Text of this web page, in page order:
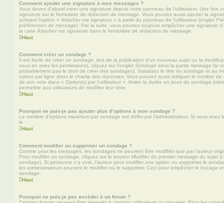
Comment ajouter une signature à mes messages ?
Vous devez d’abord créer une signature depuis votre panneau de l’utilisateur. Une fois
signature sur le formulaire de rédaction de message. Vous pouvez aussi ajouter la
activant l’option « Attacher ma signature » à partir du panneau de l’utilisateur (onglet
préférences de message). Par la suite, vous pourrez toujours empêcher une signature
la case Attacher ma signature dans le formulaire de rédaction de message.
Haut
Comment créer un sondage ?
Il est facile de créer un sondage, lors de la publication d’un nouveau sujet ou la
vous en avez les permissions), cliquez sur l’onglet Sondage sous la partie message (si
probablement pas le droit de créer des sondages). Saisissez le titre du sondage et au
option par ligne dans le champ des réponses. Vous pouvez aussi indiquer le nombre de
de son vote dans « Option(s) par l’utilisateur », limiter la durée en jours du sondage
permettre aux utilisateurs de modifier leur vote.
Haut
Pourquoi ne puis-je pas ajouter plus d’options à mon sondage ?
Le nombre d’options maximum par sondage est défini par l’administrateur. Si vous avez
le.
Haut
Comment modifier ou supprimer un sondage ?
Comme pour les messages, les sondages ne peuvent être modifiés que par l’auteur
Pour modifier un sondage, cliquez sur le bouton Modifierdu premier message du sujet
sondage). Si personne n’a voté, l’auteur peut modifier une option ou supprimer le
les administrateurs peuvent le modifier ou le supprimer. Ceci pour empêcher le trucage
sondage.
Haut
Pourquoi ne puis-je pas accéder à un forum ?